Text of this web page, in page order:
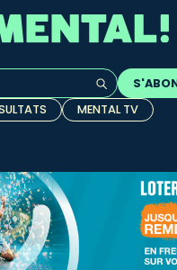
de l'auto-complétion
MENTAL TV